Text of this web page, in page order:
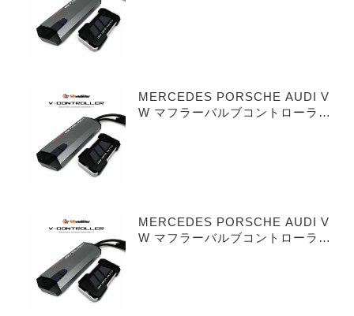
MERCEDES PORSCHE AUDI V
W マフラーバルブコントローラー
MERCEDES PORSCHE AUDI V
W マフラーバルブコントローラー